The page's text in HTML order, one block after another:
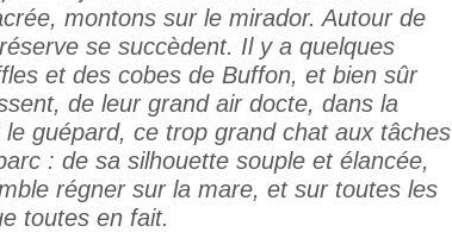
montons sur le mirador. Autour de
se succèdent. Il y a quelques
et des cobes de Buffon, et bien sûr
de leur grand air docte, dans la
guépard, ce trop grand chat aux tâches
: de sa silhouette souple et élancée,
régner sur la mare, et sur toutes les
toutes en fait.